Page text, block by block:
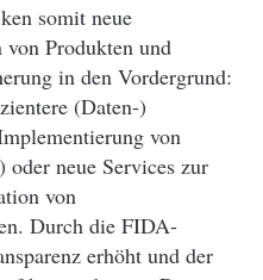
somit neue
Produkten und
in den Vordergrund:
(Daten-)
von
oder neue Services zur
von
Durch die FIDA-
erhöht und der